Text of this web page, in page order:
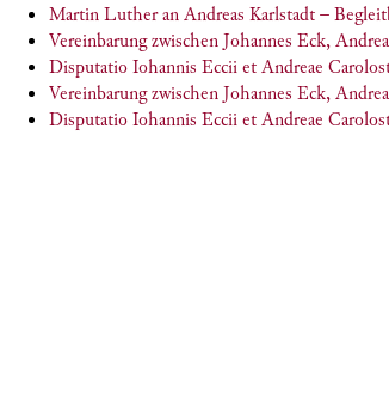
Martin Luther an Andreas Karlstadt –
Vereinbarung zwischen Johannes Eck,
Disputatio Iohannis Eccii et Andreae
Vereinbarung zwischen Johannes Eck,
Disputatio Iohannis Eccii et Andreae